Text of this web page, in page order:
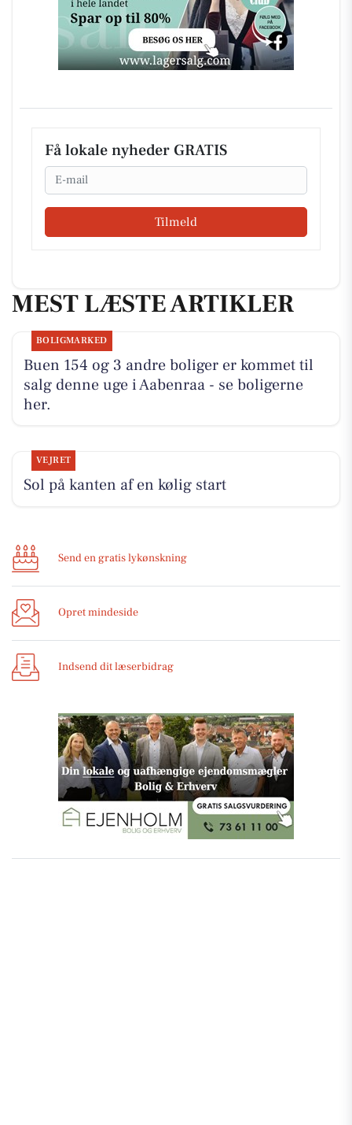
Få lokale nyheder GRATIS
Email
Tilmeld
MEST LÆSTE ARTIKLER
BOLIGMARKED
Buen 154 og 3 andre boliger er kommet til
salg denne uge i Aabenraa - se boligerne
her.
VEJRET
Sol på kanten af en kølig start
Send en gratis lykønskning
Opret mindeside
Indsend dit læserbidrag